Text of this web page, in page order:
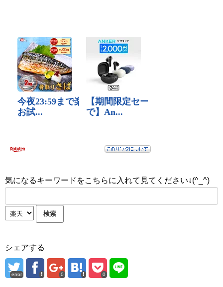
気になるキーワードをこちらに入れて見てください↓(^_^)
シェアする
error 0 0